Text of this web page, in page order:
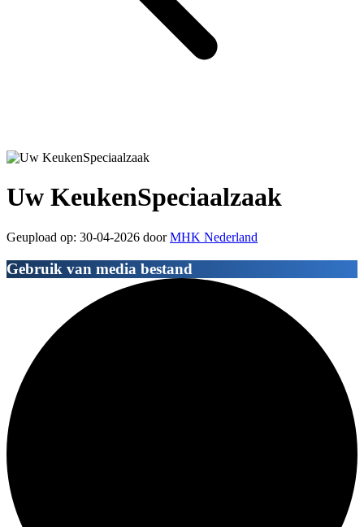
Uw KeukenSpeciaalzaak
Geupload op: 30-04-2026 doorMHK Nederland
Gebruik van media bestand